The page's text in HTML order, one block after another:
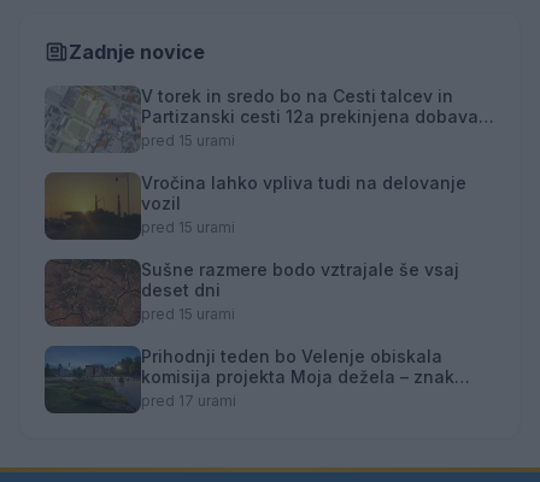
Zadnje novice
V torek in sredo bo na Cesti talcev in
Partizanski cesti 12a prekinjena dobava
toplotne energije
pred 15 urami
Vročina lahko vpliva tudi na delovanje
vozil
pred 15 urami
Sušne razmere bodo vztrajale še vsaj
deset dni
pred 15 urami
Prihodnji teden bo Velenje obiskala
komisija projekta Moja dežela – znak
gostoljubnosti
pred 17 urami